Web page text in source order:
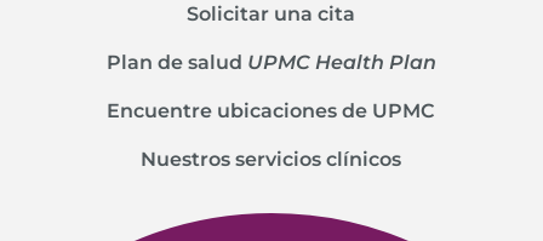
Solicitar una cita
Plan de salud UPMC Health Plan
Encuentre ubicaciones de UPMC
Nuestros servicios clínicos